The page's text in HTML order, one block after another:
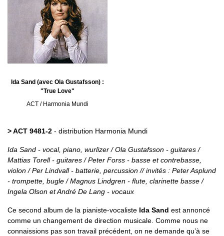
Ida Sand (avec Ola Gustafsson) :
"True Love"
ACT / Harmonia Mundi
> ACT 9481-2 - distribution Harmonia Mundi
Ida Sand - vocal, piano, wurlizer / Ola Gustafsson - guitares /
Mattias Torell - guitares / Peter Forss - basse et contrebasse,
violon / Per Lindvall - batterie, percussion // invités : Peter Asplund
- trompette, bugle / Magnus Lindgren - flute, clarinette basse /
Ingela Olson et André De Lang - vocaux
Ce second album de la pianiste-vocaliste Ida Sand est annoncé
comme un changement de direction musicale. Comme nous ne
connaissions pas son travail précédent, on ne demande qu’à se